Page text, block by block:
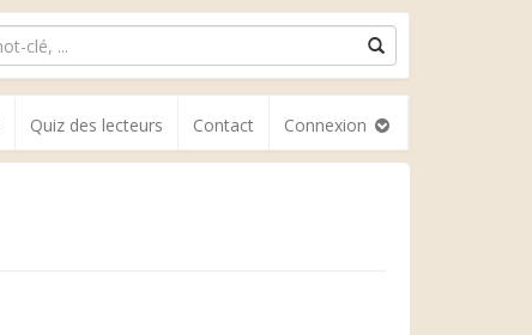
Quiz des lecteurs Contact Connexion